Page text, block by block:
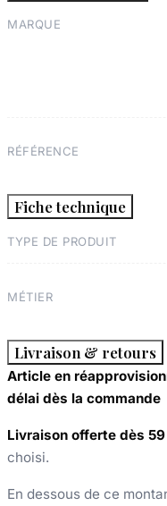
MARQUE
RÉFÉRENCE
Fiche technique
TYPE DE PRODUIT
MÉTIER
Livraison & retours
Article en
délai dès la commande
Livraison offerte dès
choisi.
En dessous de ce